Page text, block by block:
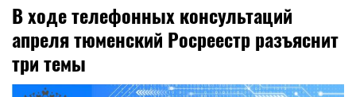
В ходе телефонных консультаций
апреля тюменский Росреестр разъяснит
три темы